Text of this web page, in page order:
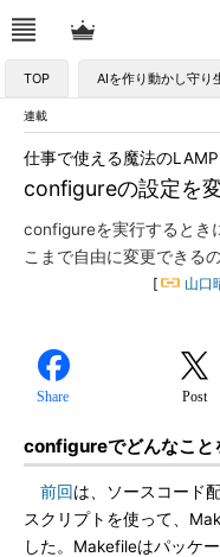
TOP AIを作り動かし守り
連載
configureの設定を
仕事で使える魔法のLAMP
configureを実行するとき
こまで自由に変更できる
[ 山口
Share Post
configureでどんなこと
前回は、ソースコード
スクリプトを使って、
した。Makefileはパッケ